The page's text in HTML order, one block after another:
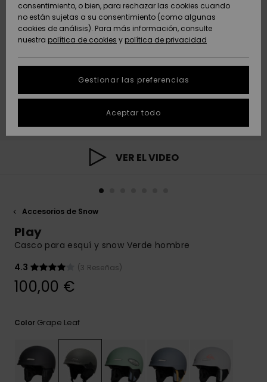
Novedades
Destacados
Novedades
Destacados
Comunidad
AYUDA &
CONTACTO
Protección de
datos
personales
Inicia una
conversación
más rápida a
tu pregunta.
Iniciar una
conversación
más
accede a
SOSTENIBILIDAD
VER EL VIDEO
Accesorios de Snow
Play
Casco para esquí y snow Verde hombre
4.3
(3 Reseñas)
100,00 €
Color Grape Leaf
consentimiento, o bien, para rechazar las cookies cuando
no están sujetas a su consentimiento (como algunas
cookies de análisis). Para más información, consulte
nuestra política de cookies y política de privacidad
Gestionar las preferencias
Aceptar todo